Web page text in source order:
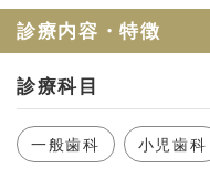
セ
診療内容・特徴
診療科目
一般歯科 小児歯科